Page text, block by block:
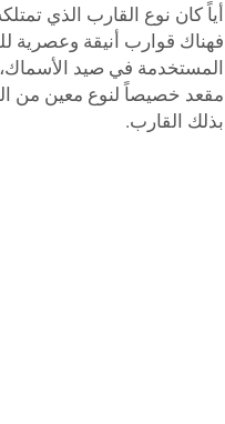
أياً كان نوع القارب الذي
فهناك قوارب أنيقة وعصرية
المستخدمة في صيد
مقعد خصيصاً لنوع معين من
بذلك القارب.